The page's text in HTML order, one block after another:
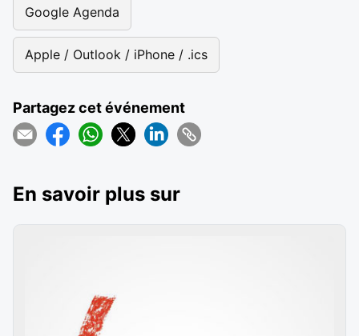
Google Agenda
Apple / Outlook / iPhone / .ics
Partagez cet événement
En savoir plus sur